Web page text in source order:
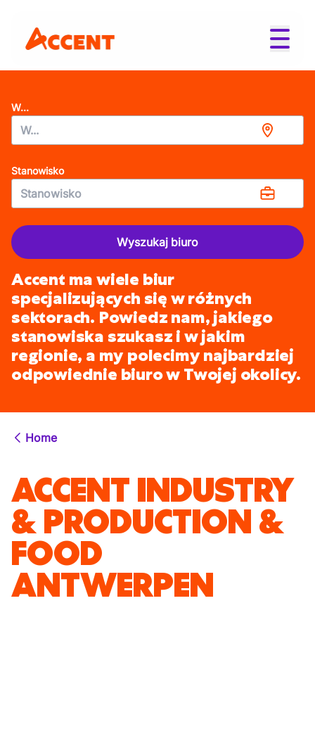
W...
Stanowisko
Wyszukaj biuro
Accent ma wiele biur
specjalizujących się w różnych
sektorach. Powiedz nam, jakiego
stanowiska szukasz i w jakim
regionie, a my polecimy najbardziej
odpowiednie biuro w Twojej okolicy.
Home
ACCENT INDUSTRY
& PRODUCTION &
FOOD
ANTWERPEN